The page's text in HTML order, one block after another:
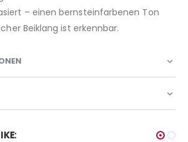
– einen bernsteinfarbenen Ton
Beiklang ist erkennbar.